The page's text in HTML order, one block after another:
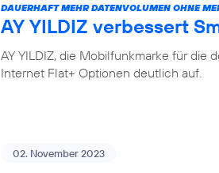
DAUERHAFT MEHR DATENVOLUMEN OHNE
AY YILDIZ verbessert
AY YILDIZ, die Mobilfunkmarke für die
Internet Flat+ Optionen deutlich auf.
02. November 2023